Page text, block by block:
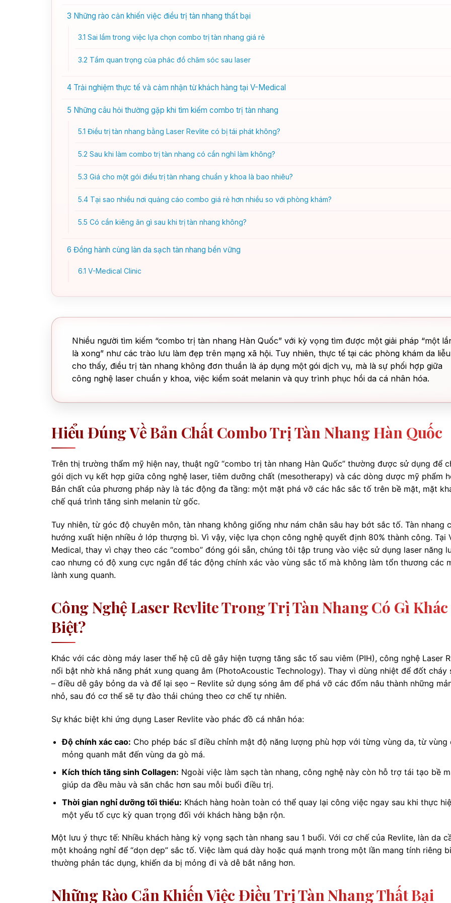
3 Những rào cản khiến việc điều trị tàn nhang thất bại
3.1 Sai lầm trong việc lựa chọn combo trị tàn nhang giá rẻ
3.2 Tầm quan trọng của phác đồ chăm sóc sau laser
4 Trải nghiệm thực tế và cảm nhận từ khách hàng tại V-Medical
5 Những câu hỏi thường gặp khi tìm kiếm combo trị tàn nhang
5.1 Điều trị tàn nhang bằng Laser Revlite có bị tái phát không?
5.2 Sau khi làm combo trị tàn nhang có cần nghỉ làm không?
5.3 Giá cho một gói điều trị tàn nhang chuẩn y khoa là bao nhiêu?
5.4 Tại sao nhiều nơi quảng cáo combo giá rẻ hơn nhiều so với phòng khám?
5.5 Có cần kiêng ăn gì sau khi trị tàn nhang không?
6 Đồng hành cùng làn da sạch tàn nhang bền vững
6.1 V-Medical Clinic
Nhiều người tìm kiếm “combo trị tàn nhang Hàn Quốc” với kỳ vọng tìm được một giải pháp “một
là xong” như các trào lưu làm đẹp trên mạng xã hội. Tuy nhiên, thực tế tại các phòng khám da liễu
cho thấy, điều trị tàn nhang không đơn thuần là áp dụng một gói dịch vụ, mà là sự phối hợp giữa
công nghệ laser chuẩn y khoa, việc kiểm soát melanin và quy trình phục hồi da cá nhân hóa.
Hiểu Đúng Về Bản Chất Combo Trị Tàn Nhang Hàn Quốc
Trên thị trường thẩm mỹ hiện nay, thuật ngữ “combo trị tàn nhang Hàn Quốc” thường được sử dụng để
gói dịch vụ kết hợp giữa công nghệ laser, tiêm dưỡng chất (mesotherapy) và các dòng dược mỹ phẩm
Bản chất của phương pháp này là tác động đa tầng: một mặt phá vỡ các hắc sắc tố trên bề mặt, mặt
chế quá trình tăng sinh melanin từ gốc.
Tuy nhiên, từ góc độ chuyên môn, tàn nhang không giống như nám chân sâu hay bớt sắc tố. Tàn nhang
hướng xuất hiện nhiều ở lớp thượng bì. Vì vậy, việc lựa chọn công nghệ quyết định 80% thành công. Tại
Medical, thay vì chạy theo các “combo” đóng gói sẵn, chúng tôi tập trung vào việc sử dụng laser năng
cao nhưng có độ xung cực ngắn để tác động chính xác vào vùng sắc tố mà không làm tổn thương các
lành xung quanh.
Công Nghệ Laser Revlite Trong Trị Tàn Nhang Có Gì Khác
Biệt?
Khác với các dòng máy laser thế hệ cũ dễ gây hiện tượng tăng sắc tố sau viêm (PIH), công nghệ Laser
nổi bật nhờ khả năng phát xung quang âm (PhotoAcoustic Technology). Thay vì dùng nhiệt để đốt cháy
– điều dễ gây bỏng da và để lại sẹo – Revlite sử dụng sóng âm để phá vỡ các đốm nâu thành những
nhỏ, sau đó cơ thể sẽ tự đào thải chúng theo cơ chế tự nhiên.
Sự khác biệt khi ứng dụng Laser Revlite vào phác đồ cá nhân hóa:
Độ chính xác cao: Cho phép bác sĩ điều chỉnh mật độ năng lượng phù hợp với từng vùng da, từ vùng
mỏng quanh mắt đến vùng da gò má.
Kích thích tăng sinh Collagen: Ngoài việc làm sạch tàn nhang, công nghệ này còn hỗ trợ tái tạo bề
giúp da đều màu và săn chắc hơn sau mỗi buổi điều trị.
Thời gian nghỉ dưỡng tối thiểu: Khách hàng hoàn toàn có thể quay lại công việc ngay sau khi thực
một yếu tố cực kỳ quan trọng đối với khách hàng bận rộn.
Một lưu ý thực tế: Nhiều khách hàng kỳ vọng sạch tàn nhang sau 1 buổi. Với cơ chế của Revlite, làn da
một khoảng nghỉ để “dọn dẹp” sắc tố. Việc làm quá dày hoặc quá mạnh trong một lần mang tính riêng
thường phản tác dụng, khiến da bị mỏng đi và dễ bắt nắng hơn.
Những Rào Cản Khiến Việc Điều Trị Tàn Nhang Thất Bại